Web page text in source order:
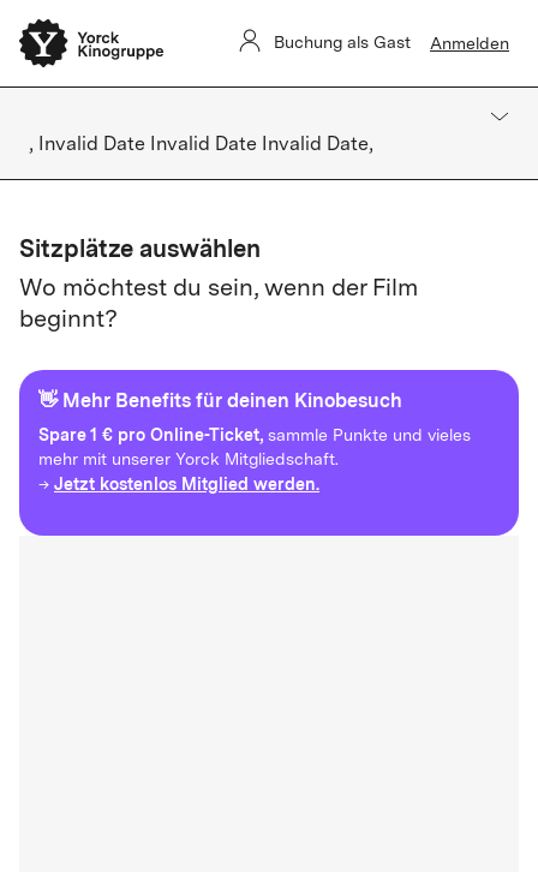
Buchung als Gast Anmelden
, Invalid Date Invalid Date Invalid Date,
Sitzplätze auswählen
Wo möchtest du sein, wenn der Film
beginnt?
👋 Mehr Benefits für deinen Kinobesuch
Spare1 € pro Online-Ticket, sammle Punkte und vieles
mehr mit unserer Yorck Mitgliedschaft.
→ Jetzt kostenlos Mitglied werden.